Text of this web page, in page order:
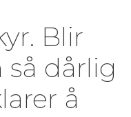
Blir
så dårlig
å